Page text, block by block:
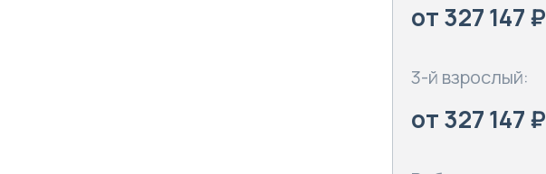
от 327 147 ₽
3-й взрослый:
от 327 147 ₽